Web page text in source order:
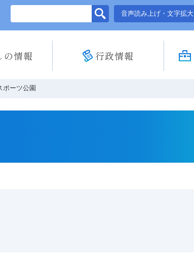
このページの本文へ移動
音声読み上げ・文字拡大
の情報 行政情報
ポーツ公園